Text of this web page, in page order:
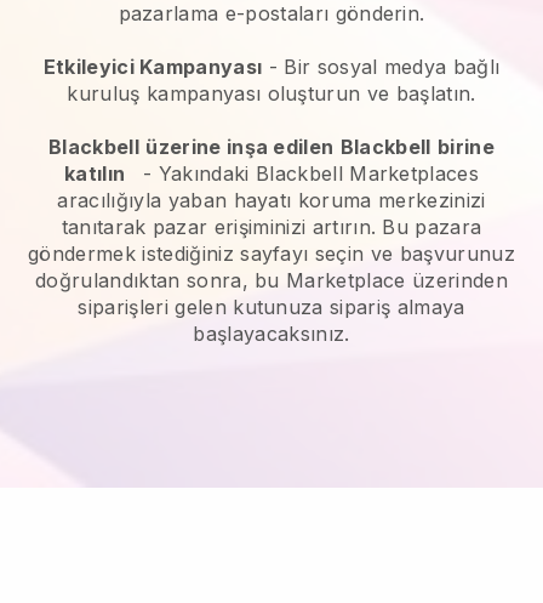
pazarlama e-postaları gönderin.
Etkileyici Kampanyası - Bir sosyal medya bağlı
kuruluş kampanyası oluşturun ve başlatın.
Blackbell üzerine inşa edilen Blackbell birine
katılın
- Yakındaki Blackbell Marketplaces
aracılığıyla yaban hayatı koruma merkezinizi
tanıtarak pazar erişiminizi artırın. Bu pazara
göndermek istediğiniz sayfayı seçin ve başvurunuz
doğrulandıktan sonra, bu Marketplace üzerinden
siparişleri gelen kutunuza sipariş almaya
başlayacaksınız.